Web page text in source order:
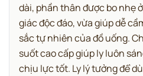
dài, phần thân được bo nhẹ
giác độc đáo, vừa giúp dễ
sắc tự nhiên của đồ uống.
suốt cao cấp giúp ly luôn
chịu lực tốt. Ly lý tưởng để